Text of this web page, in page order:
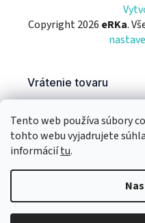
Tento web používa súbory
tohto webu vyjadrujete
informáciítu.
Copyright 2026 eRKa.